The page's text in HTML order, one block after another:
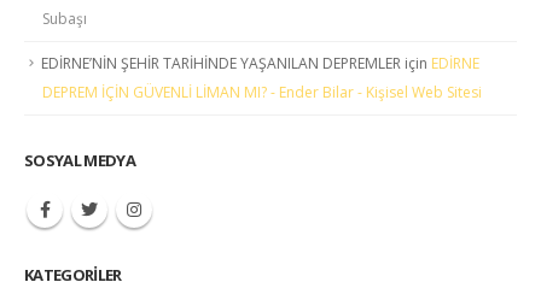
Subaşı
EDİRNE’NİN ŞEHİR TARİHİNDE YAŞANILAN DEPREMLER için EDİRNE
DEPREM İÇİN GÜVENLİ LİMAN MI? - Ender Bilar - Kişisel Web Sitesi
SOSYAL MEDYA
KATEGORILER